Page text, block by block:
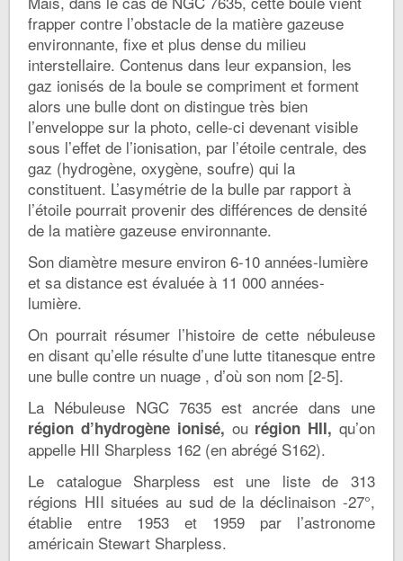
frapper contre l’obstacle de la matière gazeuse
environnante, fixe et plus dense du milieu
interstellaire. Contenus dans leur expansion, les
gaz ionisés de la boule se compriment et forment
alors une bulle dont on distingue très bien
l’enveloppe sur la photo, celle-ci devenant visible
sous l’effet de l’ionisation, par l’étoile centrale, des
gaz (hydrogène, oxygène, soufre) qui la
constituent. L’asymétrie de la bulle par rapport à
l’étoile pourrait provenir des différences de densité
de la matière gazeuse environnante.
Son diamètre mesure environ 6-10 années-lumière
et sa distance est évaluée à 11 000 années-
lumière.
On pourrait résumer l’histoire de cette nébuleuse
en disant qu’elle résulte d’une lutte titanesque entre
une bulle contre un nuage , d’où son nom [2-5].
La Nébuleuse NGC 7635 est ancrée dans une
région d’hydrogène ionisé, ou région HII, qu’on
appelle HII Sharpless 162 (en abrégé S162).
Le catalogue Sharpless est une liste de 313
régions HII situées au sud de la déclinaison -27°,
établie entre 1953 et 1959 par l’astronome
américain Stewart Sharpless.